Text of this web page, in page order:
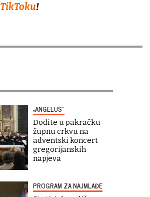
TikToku!
„ANGELUS“
Dođite u pakračku
župnu crkvu na
adventski koncert
gregorijanskih
napjeva
PROGRAM ZA NAJMLAĐE